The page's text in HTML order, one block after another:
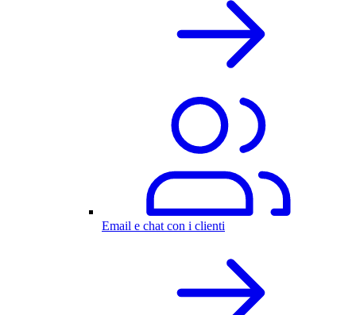
Email e chat con i clienti